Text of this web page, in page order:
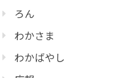
ろん
わかさま
わかばやし